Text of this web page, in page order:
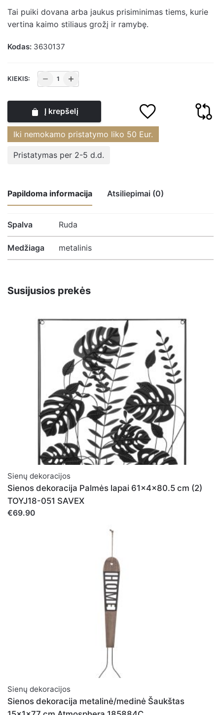
Tai puiki dovana arba jaukus prisiminimas tiems, kurie
vertina kaimo stiliaus grožį ir ramybę.
Kodas: 3630137
KIEKIS:
produkto
kiekis:
Sienos
dekoracija
Drugelis
metalinė
44.5x70.5x4
cm
Living
Į krepšelį
Iki nemokamo pristatymo liko 50 Eur.
Pristatymas per 2-5 d.d.
Papildoma informacija Atsiliepimai (0)
Spalva Ruda
Medžiaga metalinis
Atsiliepimų nėra.
Būkite pirmasis parašęs atsiliepimą apie
“Sienos dekoracija Drugelis metalinė
Widdop”
pažymėti*
*
El. paštas*
Noriu savo interneto naršyklėje išsaugoti vardą, el.
iš naujo, kai kitą kartą vėl norėsiu parašyti komentarą.
Susijusios prekės
Sienų dekoracijos
Sienos dekoracija Palmės lapai 61x4x80.5 cm (2)
TOYJ18-051 SAVEX
€69.90
Sienų dekoracijos
Sienos dekoracija metalinė/medinė Šaukštas